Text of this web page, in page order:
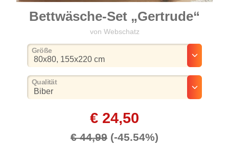
Bettwäsche-Set „Gertrude“
von Webschatz
€ 24,50
€ 44,99 (-45.54%)
Größeauswählen
Qualitätauswählen